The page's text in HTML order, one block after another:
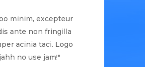
minim, excepteur
ante non fringilla
acinia taci. Logo
no use jam!"